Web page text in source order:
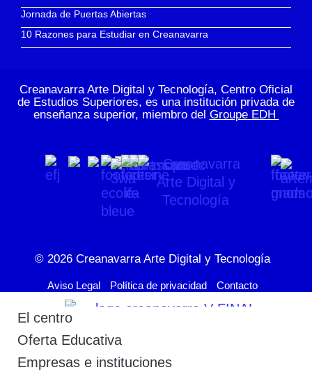
Jornada de Puertas Abiertas
10 Razones para Estudiar en Creanavarra
Creanavarra Arte Digital y Tecnología, Centro Oficial
de Estudios Superiores, es una institución privada de
enseñanza superior, miembro del Groupe EDH
© 2026 Creanavarra Arte Digital y Tecnología
Aviso Legal Política de privacidad Contacto
El centro
Oferta Educativa
Empresas e instituciones